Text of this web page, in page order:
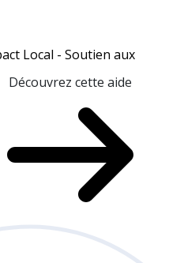
Local - Soutien aux
Découvrez cette aide